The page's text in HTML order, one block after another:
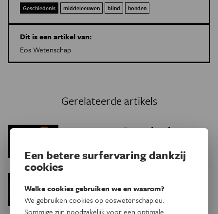
Geschiedenis middeleeuwen blind honden
Dit is een artikel van:
Eos Wetenschap
Gerelateerde artikels
Natuur & MilieuStaat de wieg van
zijn minder ‘lief’ dan we denken
Een betere surfervaring dankzij
cookies
Welke cookies gebruiken we en waarom?
We gebruiken cookies op eoswetenschap.eu.
Sommige zijn noodzakelijk voor een optimale